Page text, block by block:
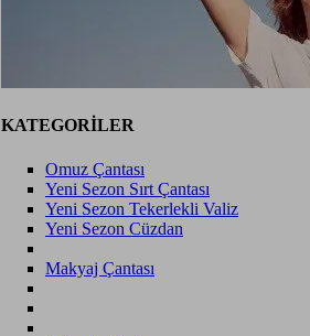
KATEGORİLER
Omuz Çantası
Yeni Sezon Sırt Çantası
Yeni Sezon Tekerlekli Valiz
Yeni Sezon Cüzdan
Makyaj Çantası